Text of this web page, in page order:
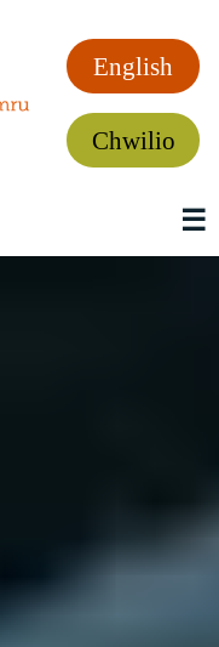
English
Chwilio
☰